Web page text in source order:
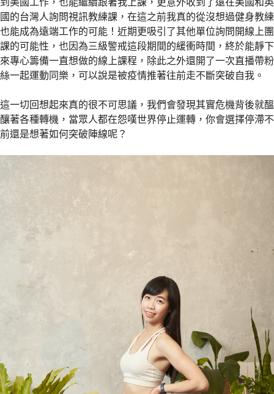
到美國工作，也能繼續跟著我上課，更意外收到了遠在美國和英
國的台灣人詢問視訊教練課，在這之前我真的從沒想過健身教練
也能成為遠端工作的可能！近期更吸引了其他單位詢問開線上團
課的可能性，也因為三級警戒這段期間的緩衝時間，終於能靜下
來專心籌備一直想做的線上課程，除此之外還開了一次直播帶粉
絲一起運動同樂，可以說是被疫情推著往前走不斷突破自我。
這一切回想起來真的很不可思議，我們會發現其實危機背後就醞
釀著各種轉機，當眾人都在怨嘆世界停止運轉，你會選擇停滯不
前還是想著如何突破陣線呢？